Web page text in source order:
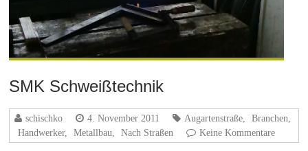
SMK Schweißtechnik
schischko 4. November 2011 Augartenstraße Branchen
Handwerker, Metallbau Nach Straßen Keine Kommentare